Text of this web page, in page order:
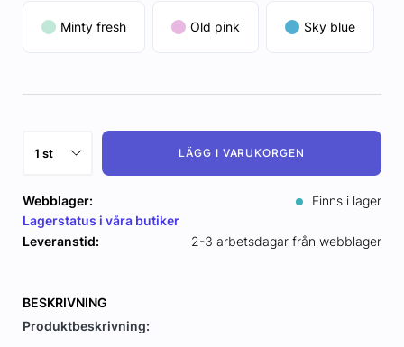
Minty fresh Old pink Sky blue
LÄGG I VARUKORGEN
Webblager:
Finns i lager
Lagerstatus i våra butiker
Leveranstid:
2-3 arbetsdagar från webblager
BESKRIVNING
Produktbeskrivning: